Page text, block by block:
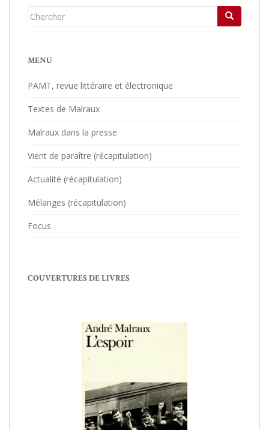
Chercher...
MENU
PAMT, revue littéraire et électronique
Textes de Malraux
Malraux dans la presse
Vient de paraître (récapitulation)
Actualité (récapitulation)
Mélanges (récapitulation)
Focus
COUVERTURES DE LIVRES